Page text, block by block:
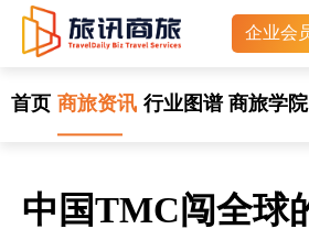
企业会
首页 商旅资讯 行业图谱 商旅学院
中国TMC闯全球